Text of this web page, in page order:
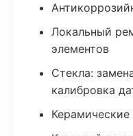
Локальный
элементов
Стекла:
калибровка